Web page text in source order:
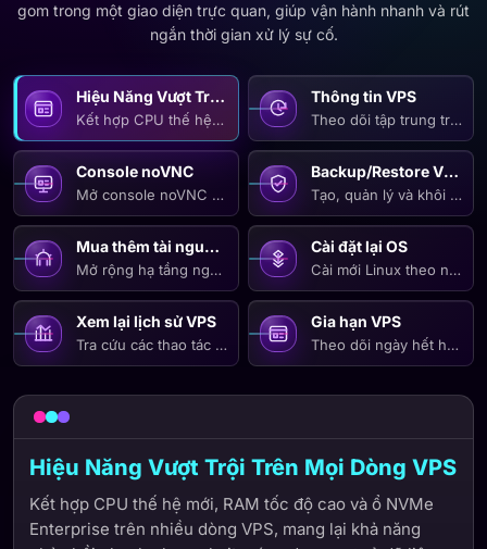
ngắn thời gian xử lý sự cố.
Hiệu Năng Vượt Trội Trên Mọi Dòng VPS
Kết hợp CPU thế hệ mới, RAM tốc độ cao và ổ NVMe
Thông tin VPS
Theo dõi tập trung trạng
Console noVNC
Mở console noVNC trực tiếp trên trình duyệt để kiểm tra
Backup/Restore VPS
Tạo, quản lý và khôi
Mua thêm tài nguyên
Mở rộng hạ tầng ngay khi nhu cầu tăng bằng cách đăng ký
Cài đặt lại OS
Cài mới Linux theo nhu
Xem lại lịch sử VPS
Tra cứu các thao tác và sự kiện quan trọng theo thời gian
Gia hạn VPS
Theo dõi ngày hết hạn
Hiệu Năng Vượt Trội Trên Mọi Dòng VPS
Kết hợp CPU thế hệ mới, RAM tốc độ cao và ổ NVMe
Enterprise trên nhiều dòng VPS, mang lại khả năng
phản hồi nhanh cho website, ứng dụng, cơ sở dữ liệu,